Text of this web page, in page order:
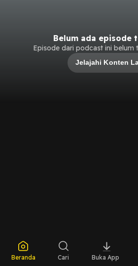
Belum ada episode
Episode dari podcast ini belum
Jelajahi Konten
Beranda Cari Buka App